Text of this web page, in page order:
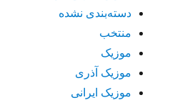
دسته‌بندی نشده
منتخب
موزیک
موزیک آذری
موزیک ایرانی